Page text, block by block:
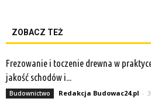
ZOBACZ TEŻ
Frezowanie i toczenie drewna w
jakość schodów i...
Budownictwo Redakcja Budowac24.pl -